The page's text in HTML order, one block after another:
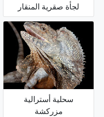
لجأة صقرية المنقار
سحلية أسترالية
مزركشة